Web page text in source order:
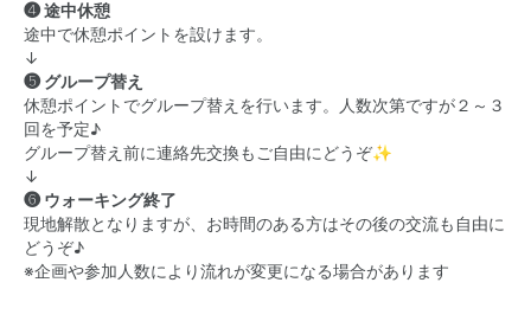
❹ 途中休憩
途中で休憩ポイントを設けます。
↓
❺ グループ替え
休憩ポイントでグループ替えを行います。人数次第ですが２～３
回を予定♪
グループ替え前に連絡先交換もご自由にどうぞ✨
↓
❻ ウォーキング終了
現地解散となりますが、お時間のある方はその後の交流も自由に
どうぞ♪
※企画や参加人数により流れが変更になる場合があります